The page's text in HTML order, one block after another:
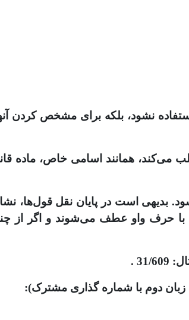
نشود، بلکه برای مشخص کردن
می‌کند، همانند اسامی خاص، ماده
بدیهی است در پایان نقل قول‌ها،
حرف واو عطف می‌شوند و اگر از